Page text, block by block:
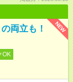
NEW
両立も！
OK